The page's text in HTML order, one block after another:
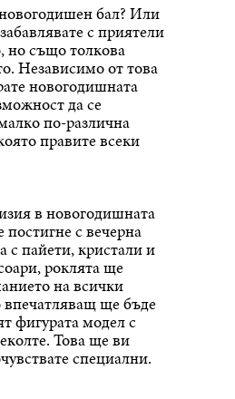
бал? Или
с приятели
но също толкова
Независимо от това
новогодишната
да се
по-различна
правите всеки
в новогодишната
с вечерна
с пайети, кристали и
роклята ще
на всички
впечатляващ ще бъде
фигурата модел с
Това ще ви
специални.